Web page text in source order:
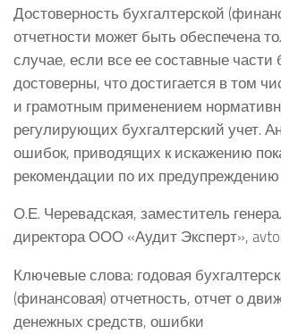
Достоверность бухгалтерской
отчетности может быть обеспечена
случае, если все ее составные части
достоверны, что достигается в том
и грамотным применением
регулирующих бухгалтерский учет.
ошибок, приводящих к искажению
рекомендации по их
О.Е. Черевадская, заместитель
директора ООО «Аудит Эксперт»,
Ключевые слова: годовая
(финансовая) отчетность, отчет о
денежных средств, ошибки